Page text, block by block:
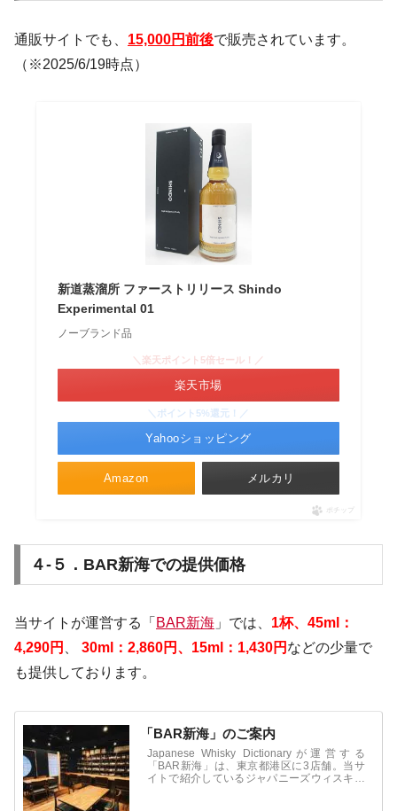
通販サイトでも、 15,000円前後で販売されています。
（※2025/6/19時点）
新道蒸溜所 ファーストリリース Shindo
Experimental 01
ノーブランド品
Amazon
＼楽天ポイント5倍セール！／
楽天市場
＼ポイント5%還元！／
Yahooショッピング
メルカリ
ポチップ
４-５．BAR新海での提供価格
当サイトが運営する「 BAR新海 」では、 1杯、 45ml：
4,290円
30ml：2,860円、15ml：1,430円 などの少量で
も提供しております。
「BAR新海」のご案内
Japanese Whisky Dictionaryが運営する
「BAR新海」は、東京都港区に3店舗。当サ
イトで紹介しているジャパニーズウィスキー